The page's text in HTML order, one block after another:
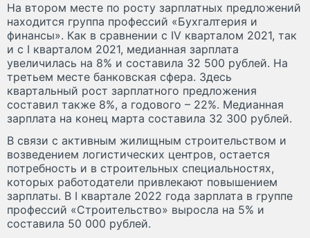
На втором месте по росту зарплатных предложений
находится группа профессий «Бухгалтерия и
финансы». Как в сравнении с IV кварталом 2021, так
и с I кварталом 2021, медианная зарплата
увеличилась на 8% и составила 32 500 рублей. На
третьем месте банковская сфера. Здесь
квартальный рост зарплатного предложения
составил также 8%, а годового – 22%. Медианная
зарплата на конец марта составила 32 300 рублей.
В связи с активным жилищным строительством и
возведением логистических центров, остается
потребность и в строительных специальностях,
которых работодатели привлекают повышением
зарплаты. В I квартале 2022 года зарплата в группе
профессий «Строительство» выросла на 5% и
составила 50 000 рублей.